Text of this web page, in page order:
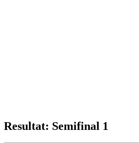
Resultat: Semifinal 1